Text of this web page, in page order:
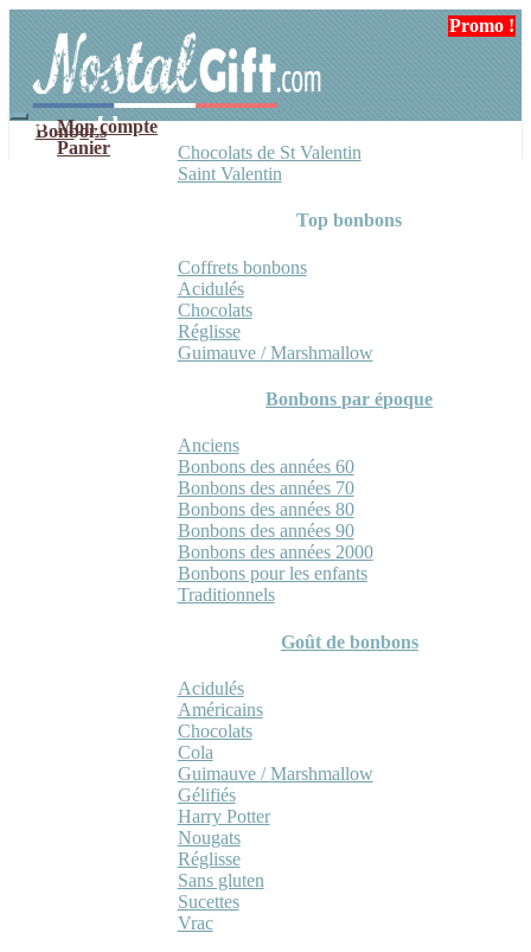
navigation
contenu
Mon compte
Panier
Bonbons
Chocolats de St Valentin
Saint Valentin
Top bonbons
Coffrets bonbons
Acidulés
Chocolats
Réglisse
Guimauve / Marshmallow
Bonbons par époque
Anciens
Bonbons des années 60
Bonbons des années 70
Bonbons des années 80
Bonbons des années 90
Bonbons des années 2000
Bonbons pour les enfants
Traditionnels
Goût de bonbons
Acidulés
Américains
Chocolats
Cola
Guimauve / Marshmallow
Gélifiés
Harry Potter
Nougats
Réglisse
Sans gluten
Sucettes
Vrac
Promo !
Promo !
Promo !